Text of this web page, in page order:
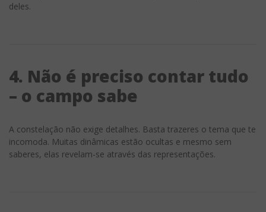
deles.
4. Não é preciso contar tudo
– o campo sabe
A constelação não exige detalhes. Basta trazeres o tema que te
incomoda. Muitas dinâmicas estão ocultas e mesmo sem
saberes, elas revelam-se através das representações.